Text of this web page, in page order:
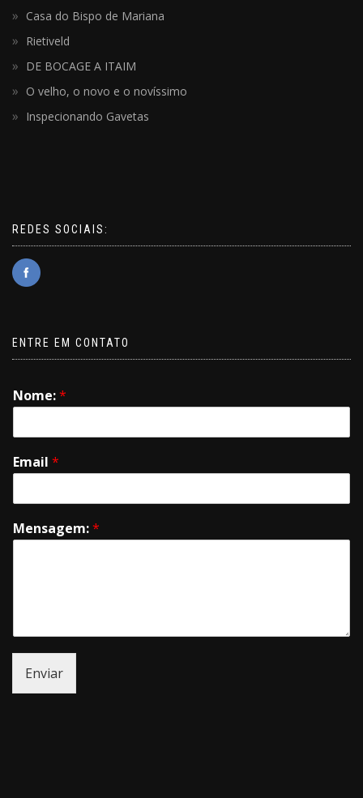
Casa do Bispo de Mariana
Rietiveld
DE BOCAGE A ITAIM
O velho, o novo e o novíssimo
Inspecionando Gavetas
REDES SOCIAIS:
ENTRE EM CONTATO
Nome:*
Email *
Mensagem:*
Enviar